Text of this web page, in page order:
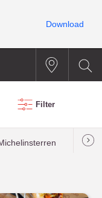
Filter
Download